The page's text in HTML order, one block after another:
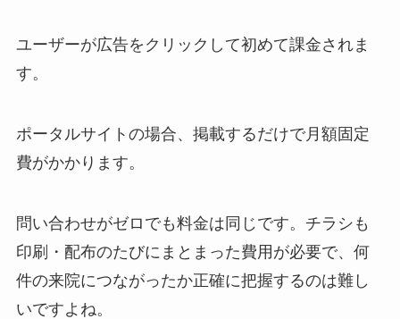
ユーザーが広告をクリックして初めて課金されま
す。
ポータルサイトの場合、掲載するだけで月額固定
費がかかります。
問い合わせがゼロでも料金は同じです。チラシも
印刷・配布のたびにまとまった費用が必要で、何
件の来院につながったか正確に把握するのは難し
いですよね。